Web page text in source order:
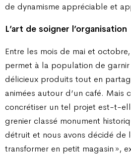
de dynamisme appréciable et
L’art de soigner l’organisation
Entre les mois de mai et
permet à la population de
délicieux produits tout en
animées autour d’un café. Mais
concrétiser un tel projet est-t-
grenier classé monument
détruit et nous avons décidé de
transformer en petit magasin »,